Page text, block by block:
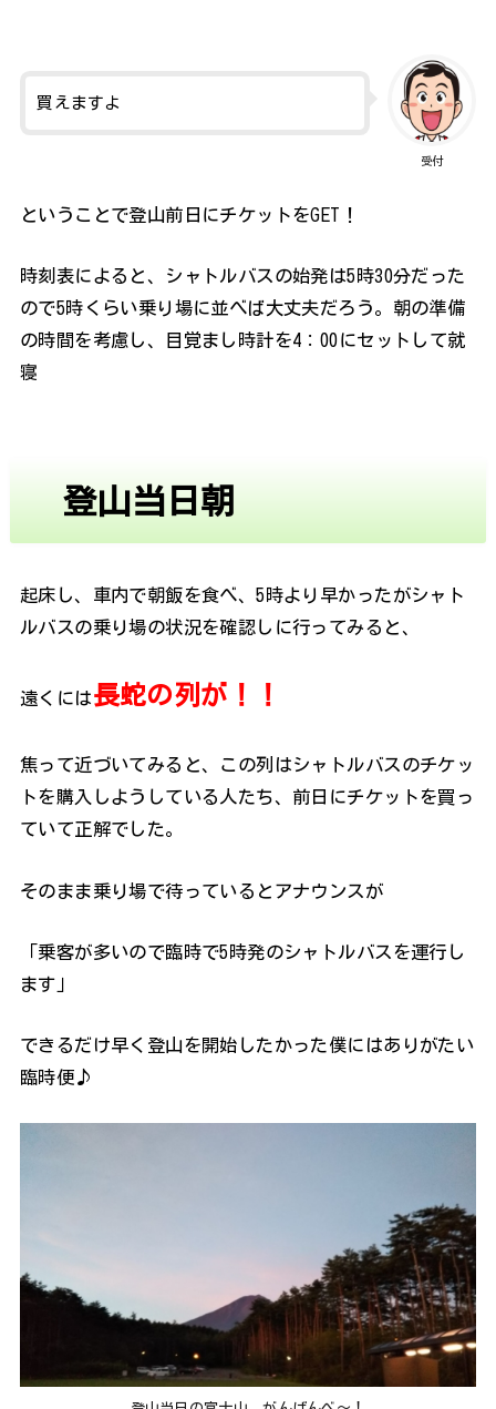
受付
買えますよ
ということで登山前日にチケットをGET！
時刻表によると、シャトルバスの始発は5時30分だった
ので5時くらい乗り場に並べば大丈夫だろう。朝の準備
の時間を考慮し、目覚まし時計を4：00にセットして就
寝
登山当日朝
起床し、車内で朝飯を食べ、5時より早かったがシャト
ルバスの乗り場の状況を確認しに行ってみると、
遠くには長蛇の列が！！
焦って近づいてみると、この列はシャトルバスのチケッ
トを購入しようしている人たち、前日にチケットを買っ
ていて正解でした。
そのまま乗り場で待っているとアナウンスが
「乗客が多いので臨時で5時発のシャトルバスを運行し
ます」
できるだけ早く登山を開始したかった僕にはありがたい
臨時便♪